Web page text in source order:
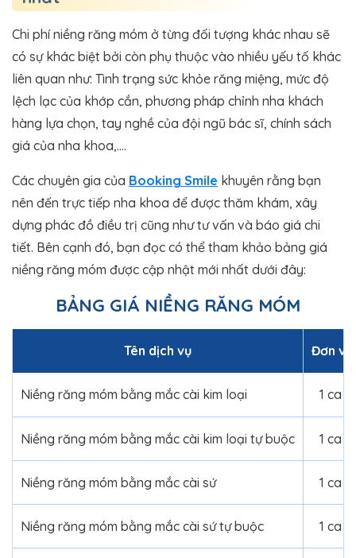
Chi phí niềng răng móm ở từng đối tượng khác nhau sẽ
có sự khác biệt bởi còn phụ thuộc vào nhiều yếu tố khác
liên quan như: Tình trạng sức khỏe răng miệng, mức độ
lệch lạc của khớp cắn, phương pháp chỉnh nha khách
hàng lựa chọn, tay nghề của đội ngũ bác sĩ, chính sách
giá của nha khoa,….
Các chuyên gia của Booking Smile khuyên rằng bạn
nên đến trực tiếp nha khoa để được thăm khám, xây
dựng phác đồ điều trị cũng như tư vấn và báo giá chi
tiết. Bên cạnh đó, bạn đọc có thể tham khảo bảng giá
niềng răng móm được cập nhật mới nhất dưới đây:
BẢNG GIÁ NIỀNG RĂNG MÓM
Tên dịch vụ Đơn vị
Niềng răng móm bằng mắc cài kim loại 1 ca
Niềng răng móm bằng mắc cài kim loại tự buộc 1 ca
Niềng răng móm bằng mắc cài sứ 1 ca
Niềng răng móm bằng mắc cài sứ tự buộc 1 ca